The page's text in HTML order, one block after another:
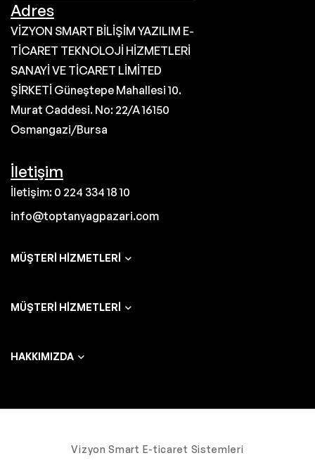
Adres
VİZYON SMART BİLİŞİM YAZILIM E-
TİCARET TEKNOLOJİ HİZMETLERİ
SANAYİ VE TİCARET LİMİTED
ŞİRKETİ Güneştepe Mahallesi 10.
Murat Caddesi. No: 22/A 16150
Osmangazi/Bursa
İletişim
İletişim: 0 224 334 18 10
info@toptanyagpazari.com
MÜŞTERI HIZMETLERI
MÜŞTERI HIZMETLERI
HAKKIMIZDA
Vizyon Smart E-ticaret Sistemleri